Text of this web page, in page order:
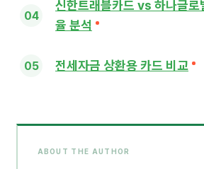
신한트래블카드 vs 하나글로
율 분석
전세자금 상환용 카드 비교
ABOUT THE AUTHOR